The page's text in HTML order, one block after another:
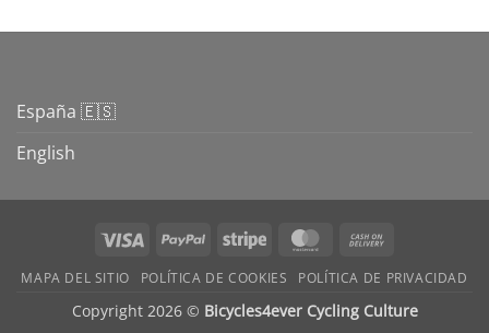
España 🇪🇸
English
Visa PayPal Stripe MasterCard
Delivery
MAPA DEL SITIO POLÍTICA DE COOKIES POLÍTICA DE PRIVACIDAD
Copyright 2026 © Bicycles4ever Cycling Culture